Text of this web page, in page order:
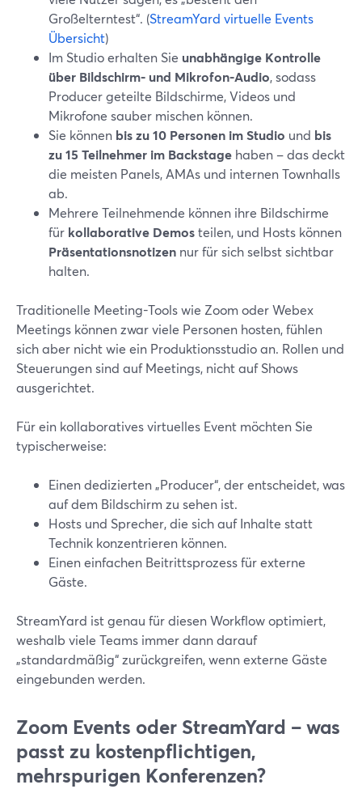
Großelterntest“. (StreamYard virtuelle Events
Übersicht)
Im Studio erhalten Sie unabhängige Kontrolle
über Bildschirm- und Mikrofon-Audio, sodass
Producer geteilte Bildschirme, Videos und
Mikrofone sauber mischen können.
Sie können bis zu 10 Personen im Studio und bis
zu 15 Teilnehmer im Backstage haben – das deckt
die meisten Panels, AMAs und internen Townhalls
ab.
Mehrere Teilnehmende können ihre Bildschirme
für kollaborative Demosteilen, und Hosts können
Präsentationsnotizen nur für sich selbst sichtbar
halten.
Traditionelle Meeting-Tools wie Zoom oder Webex
Meetings können zwar viele Personen hosten, fühlen
sich aber nicht wie ein Produktionsstudio an. Rollen und
Steuerungen sind auf Meetings, nicht auf Shows
ausgerichtet.
Für ein kollaboratives virtuelles Event möchten Sie
typischerweise:
Einen dedizierten „Producer“, der entscheidet, was
auf dem Bildschirm zu sehen ist.
Hosts und Sprecher, die sich auf Inhalte statt
Technik konzentrieren können.
Einen einfachen Beitrittsprozess für externe
Gäste.
StreamYard ist genau für diesen Workflow optimiert,
weshalb viele Teams immer dann darauf
„standardmäßig“ zurückgreifen, wenn externe Gäste
eingebunden werden.
Zoom Events oder StreamYard – was
passt zu kostenpflichtigen,
mehrspurigen Konferenzen?